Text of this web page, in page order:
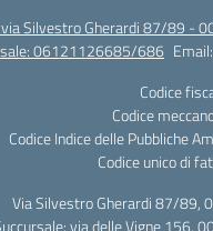
Silvestro Gherardi 87/89 -
06121126685/686 Email:
Codice
Codice
Codice Indice delle Pubbliche
Codice unico di
Via Silvestro Gherardi 87/89,
via delle Vigne 156,